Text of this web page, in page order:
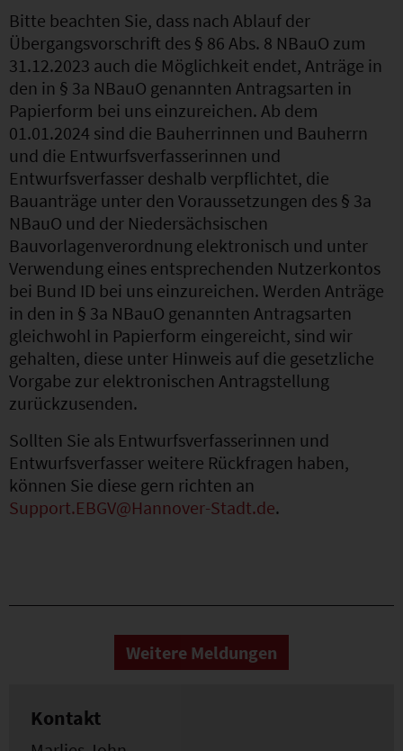
Bitte beachten Sie, dass nach Ablauf der
Übergangsvorschrift des § 86 Abs. 8 NBauO zum
31.12.2023 auch die Möglichkeit endet, Anträge in
den in § 3a NBauO genannten Antragsarten in
Papierform bei uns einzureichen. Ab dem
01.01.2024 sind die Bauherrinnen und Bauherrn
und die Entwurfsverfasserinnen und
Entwurfsverfasser deshalb verpflichtet, die
Bauanträge unter den Voraussetzungen des § 3a
NBauO und der Niedersächsischen
Bauvorlagenverordnung elektronisch und unter
Verwendung eines entsprechenden Nutzerkontos
bei Bund ID bei uns einzureichen. Werden Anträge
in den in § 3a NBauO genannten Antragsarten
gleichwohl in Papierform eingereicht, sind wir
gehalten, diese unter Hinweis auf die gesetzliche
Vorgabe zur elektronischen Antragstellung
zurückzusenden.
Sollten Sie als Entwurfsverfasserinnen und
Entwurfsverfasser weitere Rückfragen haben,
können Sie diese gern richten an
Support.EBGV@Hannover-Stadt.de.
Weitere Meldungen
Kontakt